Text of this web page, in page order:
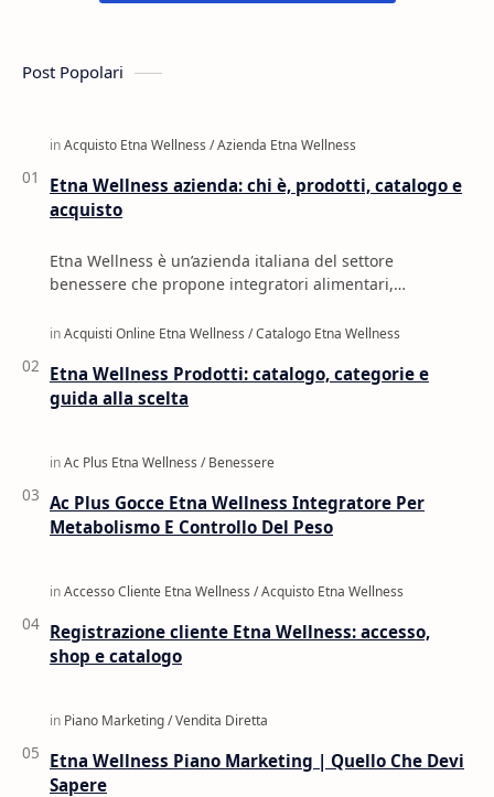
Post Popolari
Etna Wellness azienda: chi è, prodotti, catalogo e
acquisto
Etna Wellness è un’azienda italiana del settore
benessere che propone integratori alimentari,
Etna Wellness Prodotti: catalogo, categorie e
guida alla scelta
Ac Plus Gocce Etna Wellness Integratore Per
Metabolismo E Controllo Del Peso
Registrazione cliente Etna Wellness: accesso,
shop e catalogo
Etna Wellness Piano Marketing | Quello Che Devi
Sapere